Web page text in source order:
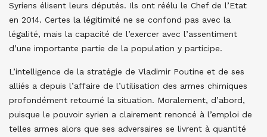
Syriens élisent leurs députés. Ils ont réélu le Chef de l’Etat
en 2014. Certes la légitimité ne se confond pas avec la
légalité, mais la capacité de l’exercer avec l’assentiment
d’une importante partie de la population y participe.
L’intelligence de la stratégie de Vladimir Poutine et de ses
alliés a depuis l’affaire de l’utilisation des armes chimiques
profondément retourné la situation. Moralement, d’abord,
puisque le pouvoir syrien a clairement renoncé à l’emploi de
telles armes alors que ses adversaires se livrent à quantité